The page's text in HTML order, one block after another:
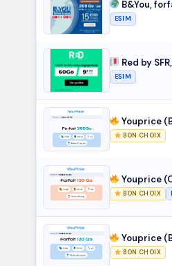
B&You,
ESIM
Red by
ESIM
Youprice
BON CHOIX
Youprice
BON CHOIX
Youprice
BON CHOIX